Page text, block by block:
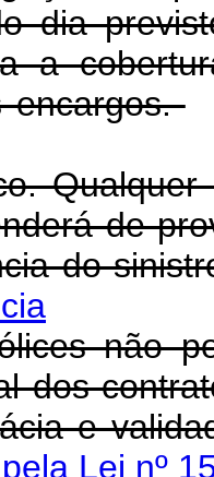
dia
a
encargos.
de
do
não
dos
e
Lei nº